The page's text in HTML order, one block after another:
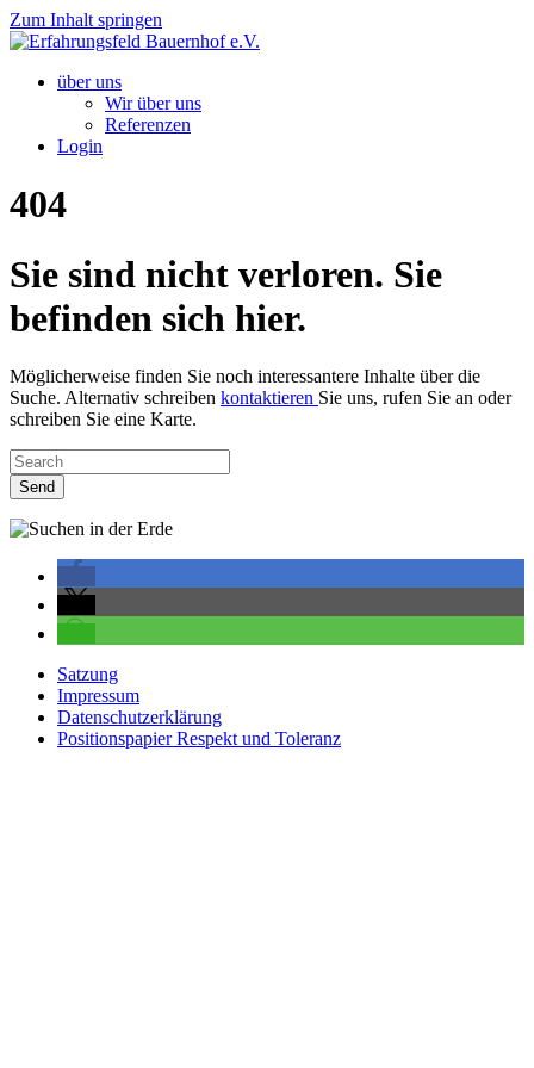
Zum Inhalt springen
über uns
Wir über uns
Referenzen
Login
404
Sie sind nicht verloren. Sie
befinden sich hier.
Möglicherweise finden Sie noch interessantere Inhalte über die
Suche. Alternativ schreiben kontaktieren Sie uns, rufen Sie an oder
schreiben Sie eine Karte.
Satzung
Impressum
Datenschutzerklärung
Positionspapier Respekt und Toleranz